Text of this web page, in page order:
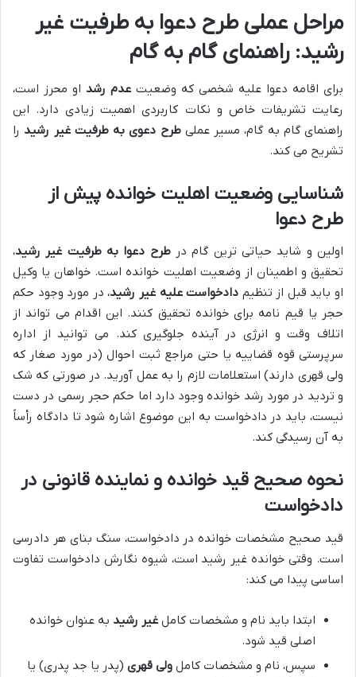
مراحل عملی طرح دعوا به طرفیت غیر
رشید: راهنمای گام به گام
برای اقامه دعوا علیه شخصی که وضعیت عدم رشد او محرز است،
رعایت تشریفات خاص و نکات کاربردی اهمیت زیادی دارد. این
راهنمای گام به گام، مسیر عملیطرح دعوی به طرفیت غیر رشیدرا
تشریح می کند.
شناسایی وضعیت اهلیت خوانده پیش از
طرح دعوا
اولین و شاید حیاتی ترین گام درطرح دعوا به طرفیت غیر رشید،
تحقیق و اطمینان از وضعیت اهلیت خوانده است. خواهان یا وکیل
او باید قبل از تنظیم دادخواست علیه غیر رشید، در مورد وجود حکم
حجر یا قیم نامه برای خوانده تحقیق کنند. این اقدام می تواند از
اتلاف وقت و انرژی در آینده جلوگیری کند. می توانید از اداره
سرپرستی قوه قضاییه یا حتی مراجع ثبت احوال (در مورد صغار که
ولی قهری دارند) استعلامات لازم را به عمل آورید. در صورتی که شک
و تردید در مورد رشد خوانده وجود دارد اما حکم حجر رسمی در دست
نیست، باید در دادخواست به این موضوع اشاره شود تا دادگاه رأساً
به آن رسیدگی کند.
نحوه صحیح قید خوانده و نماینده قانونی در
دادخواست
قید صحیح مشخصات خوانده در دادخواست، سنگ بنای هر دادرسی
است. وقتی خوانده غیر رشید است، شیوه نگارش دادخواست تفاوت
اساسی پیدا می کند:
ابتدا باید نام و مشخصات کامل غیر رشید به عنوان خوانده
اصلی قید شود.
سپس، نام و مشخصات کامل ولی قهری (پدر یا جد پدری) یا